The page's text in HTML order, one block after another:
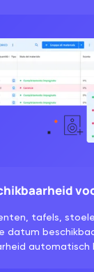
tafels,
datum
automatisch